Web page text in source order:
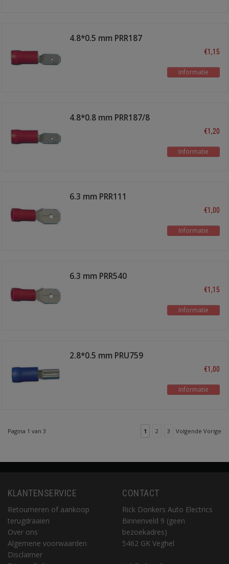
4.8*0.5 mm PRR187
€1,15
Informatie
4.8*0.8 mm PRR187/8
€1,20
Informatie
6.3 mm PRR111
€1,00
Informatie
6.3 mm PRR540
€1,15
Informatie
2.8*0.5 mm PRU759
€1,00
Informatie
Pagina 1 van 3 1 2 3 Volgende Vorige
KLANTENSERVICE
Retourneren of aankoop
terugdraaien
Over ons
Algemene voorwaarden
Disclaimer
CONTACT
Rick Donkers Auto Electrics
Binnenveld 9 (geen
bezoekadres)
5462 GK Veghel